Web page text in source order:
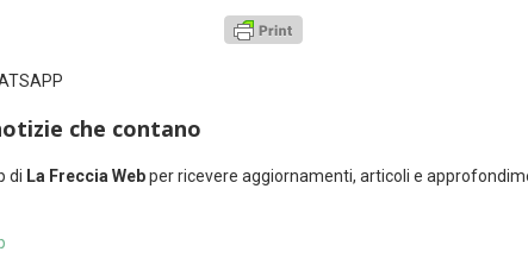
che contano
di La Freccia Webper ricevere aggiornamenti, articoli e